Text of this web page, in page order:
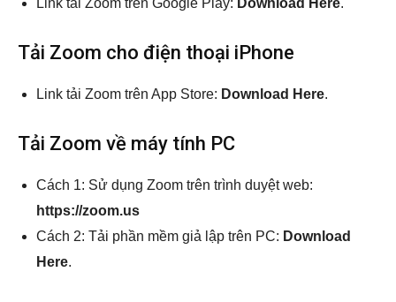
Link tải Zoom trên Google Play: Download Here.
Tải Zoom cho điện thoại iPhone
Link tải Zoom trên App Store: Download Here.
Tải Zoom về máy tính PC
Cách 1: Sử dụng Zoom trên trình duyệt web:
https://zoom.us
Cách 2: Tải phần mềm giả lập trên PC: Download
Here.